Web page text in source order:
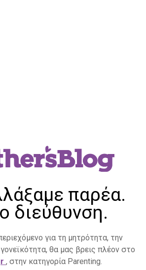
παρέα.
διεύθυνση.
για τη μητρότητα, την
γονεϊκότητα, θα μας βρεις πλέον στο
, στην κατηγορία Parenting.